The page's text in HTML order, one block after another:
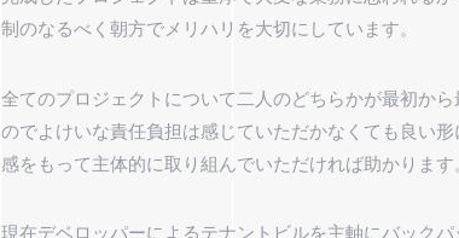
制のなるべく朝方でメリハリを大切にしています。
全てのプロジェクトについて二人のどちらかが最初か
のでよけいな責任負担は感じていただかなくても良い
感をもって主体的に取り組んでいただければ助かります
現在デベロッパーによるテナントビルを主軸にバック